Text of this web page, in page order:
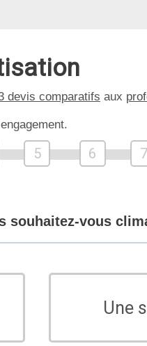
devis comparatifs aux
5 6 7
souhaitez-vous
Une